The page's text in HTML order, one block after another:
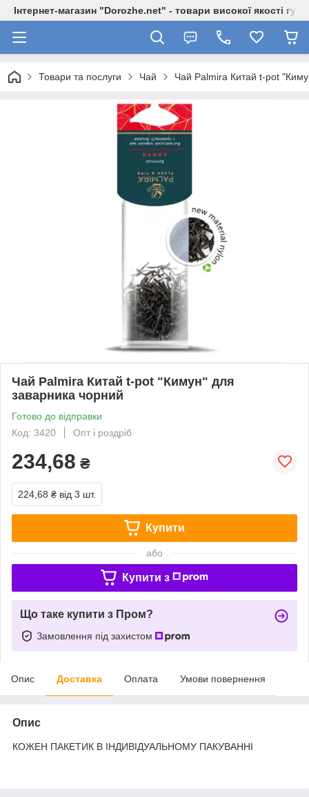
Інтернет-магазин "Dorozhe.net" - товари високої якості
Товари та послуги Чай Чай Palmira Китай t-pot
Чай Palmira Китай t-pot "Кимун" для
заварника чорний
Готово до відправки
Код: 3420
Опт і роздріб
234,68 ₴
224,68 ₴ від 3 шт.
Купити
або
Купити з
Що таке купити з Пром?
Замовлення під захистом
Опис Доставка Оплата Умови повернення
Опис
КОЖЕН ПАКЕТИК В ІНДИВІДУАЛЬНОМУ ПАКУВАННІ